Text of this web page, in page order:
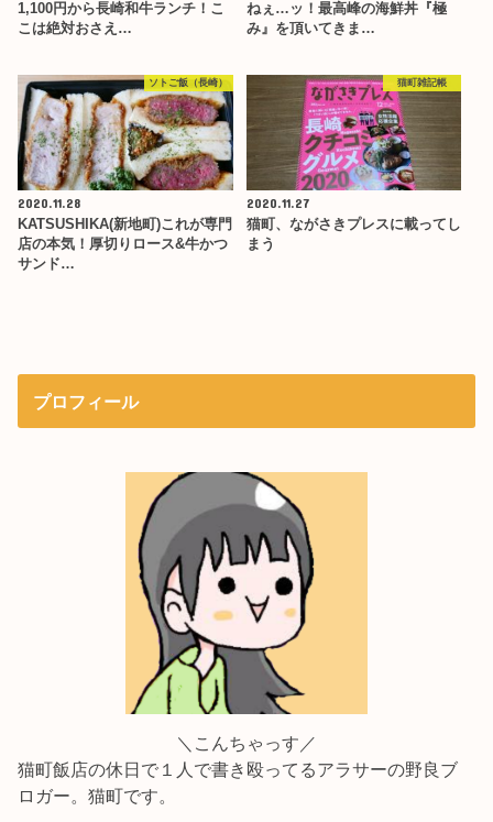
1,100円から長崎和牛ランチ！こ
こは絶対おさえ…
ねぇ…ッ！最高峰の海鮮丼『極
み』を頂いてきま…
ソトご飯（長崎）
2020.11.28
KATSUSHIKA(新地町)これが専門
店の本気！厚切りロース&牛かつ
サンド…
猫町雑記帳
2020.11.27
猫町、ながさきプレスに載ってし
まう
プロフィール
＼こんちゃっす／
猫町飯店の休日で１人で書き殴ってるアラサーの野良ブ
ロガー。猫町です。